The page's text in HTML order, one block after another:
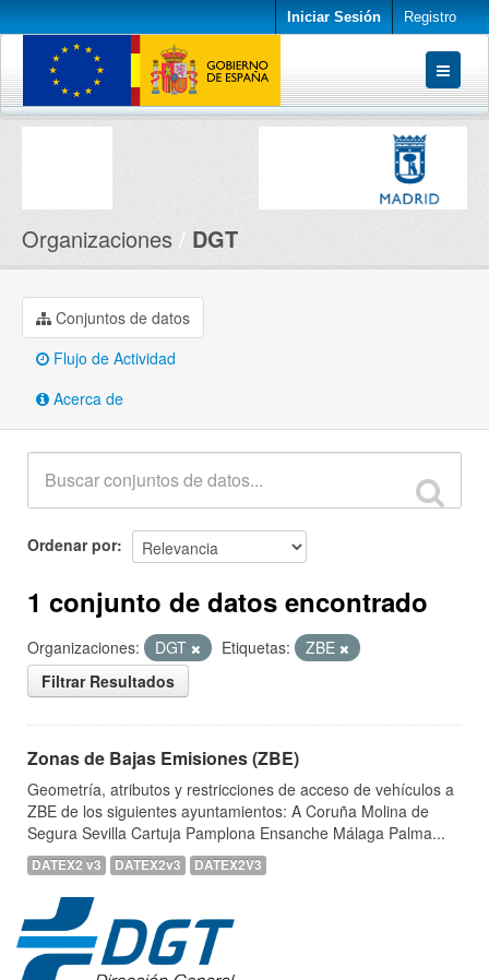
Iniciar Sesión Registro
Conjuntos de datos
Organizaciones DGT
Conjuntos de datos
Flujo de Actividad
Acerca de
Ordenar por
1 conjunto de datos encontrado
Organizaciones: DGT Etiquetas:
ZBE
Filtrar Resultados
Zonas de Bajas Emisiones (ZBE)
Geometría, atributos y restricciones de acceso de vehículos a
ZBE de los siguientes ayuntamientos: A Coruña Molina de
Segura Sevilla Cartuja Pamplona Ensanche Málaga Palma...
DATEX2 v3 DATEX2v3 DATEX2V3